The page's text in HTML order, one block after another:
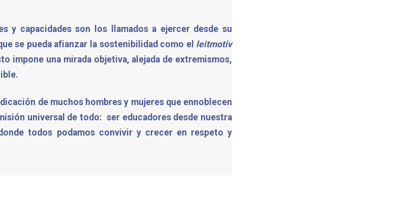
y capacidades son los llamados a ejercer desde su
se pueda afianzar la sostenibilidad como el leitmotiv
impone una mirada objetiva, alejada de extremismos,
de muchos hombres y mujeres que ennoblecen
universal de todo: ser educadores desde nuestra
todos podamos convivir y crecer en respeto y